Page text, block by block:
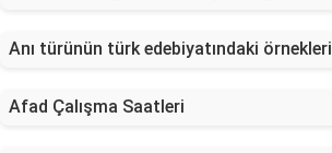
Anı türünün türk edebiyatındaki örnekleri
Afad Çalışma Saatleri